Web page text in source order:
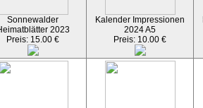
Sonnewalder
2023
Preis: 15.00 €
Kalender Impressionen
2024 A5
Preis: 10.00 €